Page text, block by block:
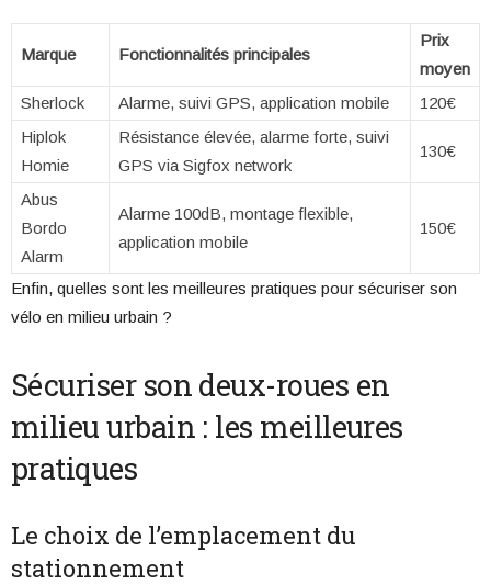
Marque Fonctionnalités principales
Prix
moyen
Sherlock
Alarme, suivi GPS, application mobile
120€
Hiplok
Homie
Résistance élevée, alarme forte, suivi
GPS via Sigfox network
130€
Abus
Bordo
Alarm
Alarme 100dB, montage flexible,
application mobile
150€
Enfin, quelles sont les meilleures pratiques pour sécuriser son
vélo en milieu urbain ?
Sécuriser son deux-roues en
milieu urbain : les meilleures
pratiques
Le choix de l’emplacement du
stationnement